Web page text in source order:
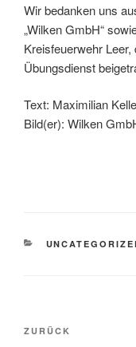
Wir bedanken uns
„Wilken GmbH“
Kreisfeuerwehr
Übungsdienst
Text:
Bild(er): Wilken
ZURÜCK